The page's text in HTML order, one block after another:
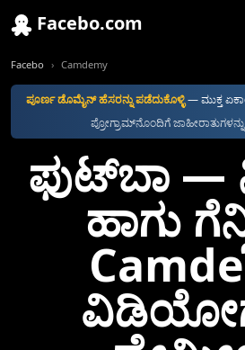
Facebo.com
Facebo Camdemy
ಪೂರ್ಣ ಡೊಮೈನ್ ಹೆಸರನ್ನು ಪಡೆದುಕೊಳ್ಳಿ— ಮುಕ್ತ
ಪ್ರೋಗ್ರಾಮ್‌ನೊಂದಿಗೆ
ಫುಟ್‌ಬಾ —⁠
ಹಾಗು